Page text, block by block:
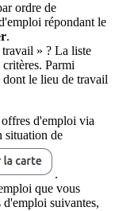
ordre de
répondant le
.
» ? La liste
Parmi
dont le lieu de travail
d'emploi via
situation de
.
que vous
suivantes,